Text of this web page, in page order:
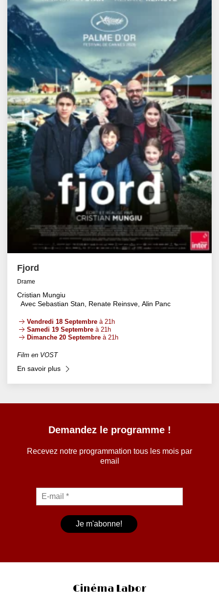
Fjord
Drame
Cristian Mungiu
Avec Sebastian Stan, Renate Reinsve, Alin Panc
Vendredi 18 Septembre à 21h
Samedi 19 Septembre à 21h
Dimanche 20 Septembre à 21h
Film en VOST
En savoir plus
Demandez le programme !
Recevez notre programmation tous les mois par
email
Cinéma Labor